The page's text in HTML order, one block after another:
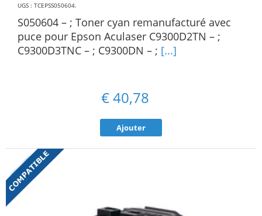
UGS : TCEPSS050604.
S050604 – ; Toner cyan remanufacturé avec
puce pour Epson Aculaser C9300D2TN – ;
C9300D3TNC – ; C9300DN – ; [...]
€40,78
Ajouter